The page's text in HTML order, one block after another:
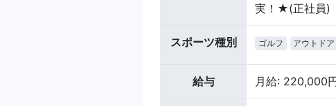
実！★(正社員)
スポーツ種別 ゴルフ アウトド
給与 月給: 220,000